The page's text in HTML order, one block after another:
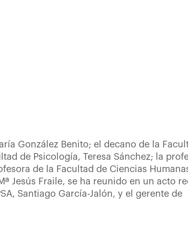
González Benito; el decano de la
de Psicología, Teresa Sánchez; la
de la Facultad de Ciencias
Jesús Fraile, se ha reunido en un acto
Santiago García-Jalón, y el gerente de